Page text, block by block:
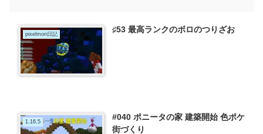
pixelmon日記 ♯53 最高ランクのボロのつりざお
1.16.5
#040 ポニータの家 建築開始 色ポケ
街づくり